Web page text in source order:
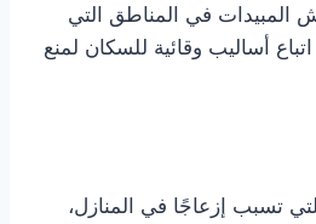
المبيدات في المناطق التي
أساليب وقائية للسكان لمنع
تسبب إزعاجًا في المنازل،